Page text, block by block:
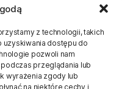
z technologii, takich
uzyskiwania dostępu do
pozwoli nam
przeglądania lub
wyrażenia zgody lub
na niektóre cechy i